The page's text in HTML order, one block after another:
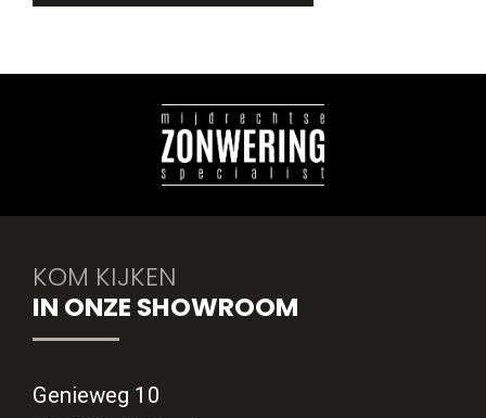
KOM KIJKEN
IN ONZE SHOWROOM
Genieweg 10